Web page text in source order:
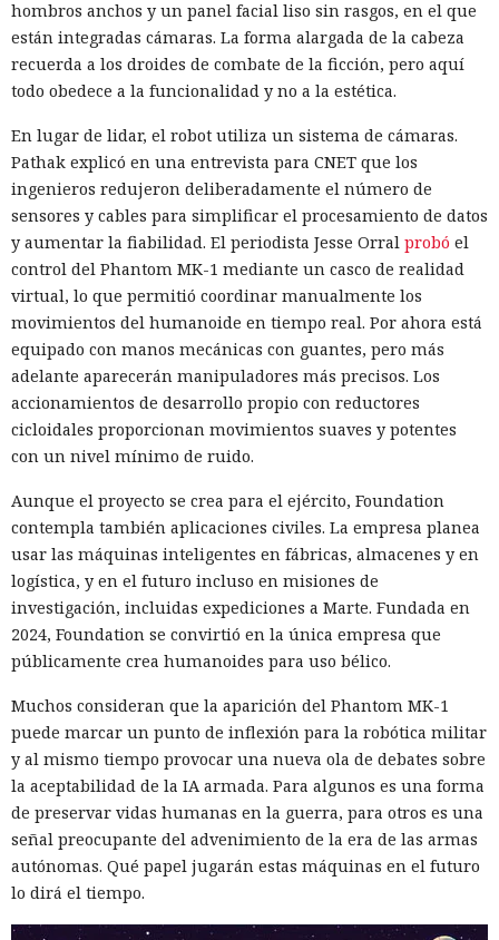
hombros anchos y un panel facial liso sin rasgos, en el que
están integradas cámaras. La forma alargada de la cabeza
recuerda a los droides de combate de la ficción, pero aquí
todo obedece a la funcionalidad y no a la estética.
En lugar de lidar, el robot utiliza un sistema de cámaras.
Pathak explicó en una entrevista para CNET que los
ingenieros redujeron deliberadamente el número de
sensores y cables para simplificar el procesamiento de datos
y aumentar la fiabilidad. El periodista Jesse Orral probó el
control del Phantom MK-1 mediante un casco de realidad
virtual, lo que permitió coordinar manualmente los
movimientos del humanoide en tiempo real. Por ahora está
equipado con manos mecánicas con guantes, pero más
adelante aparecerán manipuladores más precisos. Los
accionamientos de desarrollo propio con reductores
cicloidales proporcionan movimientos suaves y potentes
con un nivel mínimo de ruido.
Aunque el proyecto se crea para el ejército, Foundation
contempla también aplicaciones civiles. La empresa planea
usar las máquinas inteligentes en fábricas, almacenes y en
logística, y en el futuro incluso en misiones de
investigación, incluidas expediciones a Marte. Fundada en
2024, Foundation se convirtió en la única empresa que
públicamente crea humanoides para uso bélico.
Muchos consideran que la aparición del Phantom MK-1
puede marcar un punto de inflexión para la robótica militar
y al mismo tiempo provocar una nueva ola de debates sobre
la aceptabilidad de la IA armada. Para algunos es una forma
de preservar vidas humanas en la guerra, para otros es una
señal preocupante del advenimiento de la era de las armas
autónomas. Qué papel jugarán estas máquinas en el futuro
lo dirá el tiempo.